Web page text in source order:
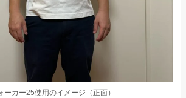
ーカー25使用のイメージ（正面）